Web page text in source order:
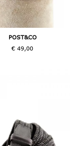
POST&CO
€ 49,00